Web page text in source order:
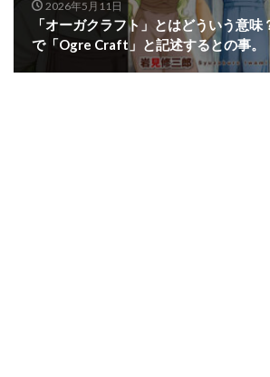
2026年5月11日
「オーガクラフト」とはどういう意味
で「Ogre Craft」と記述するとの事。